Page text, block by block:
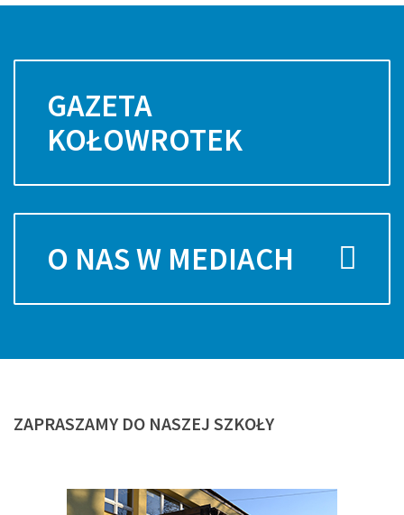
GAZETA
KOŁOWROTEK
O NAS W MEDIACH
ZAPRASZAMY DO NASZEJ SZKOŁY